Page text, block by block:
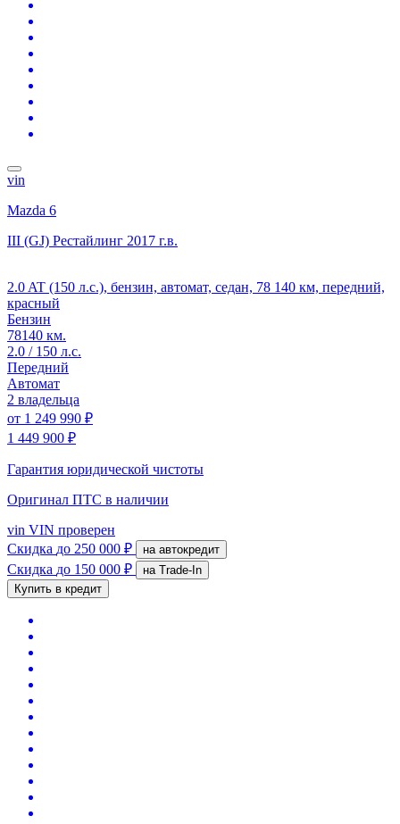
vin
Mazda 6
III (GJ) Рестайлинг 2017 г.в.
2.0 AT (150 л.с.), бензин, автомат, седан, 78 140 км, передний,
красный
Бензин
78140 км.
2.0 / 150 л.с.
Передний
Автомат
2 владельца
от 1 249 990 ₽
1 449 900 ₽
Гарантия юридической чистоты
Оригинал ПТС в наличии
vin VIN проверен
Скидка до 250 000 ₽ на автокредит
Скидка до 150 000 ₽
на Trade-In
Купить в кредит